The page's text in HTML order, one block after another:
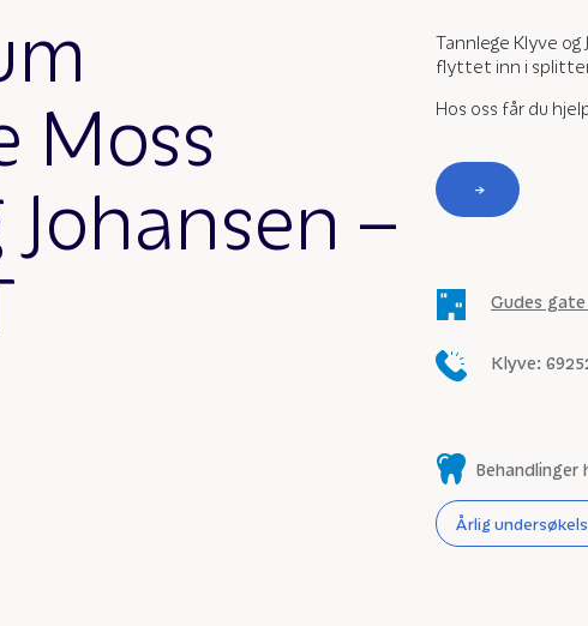
Moss
–
Tannlege Klyve
flyttet inn i
Hos oss får du
Gudes
Klyve:
Behandlinger
Årlig